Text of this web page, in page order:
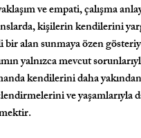
ve empati, çalışma
kişilerin kendilerini
alan sunmaya özen
yalnızca mevcut
kendilerini daha
ve yaşamlarıyla